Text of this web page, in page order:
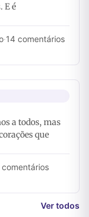
E é
·14 comentários
a todos, mas
que
comentários
Ver todos